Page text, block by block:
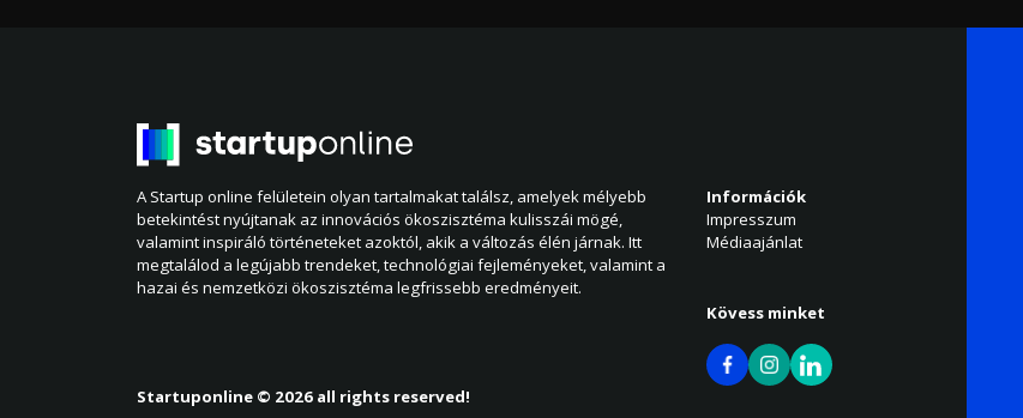
A Startup online felületein olyan tartalmakat találsz, amelyek mélyebb
betekintést nyújtanak az innovációs ökoszisztéma kulisszái mögé,
valamint inspiráló történeteket azoktól, akik a változás élén járnak. Itt
megtalálod a legújabb trendeket, technológiai fejleményeket, valamint a
hazai és nemzetközi ökoszisztéma legfrissebb eredményeit.
Információk
Impresszum
Médiaajánlat
Kövess minket
Startuponline © 2026 all rights reserved!